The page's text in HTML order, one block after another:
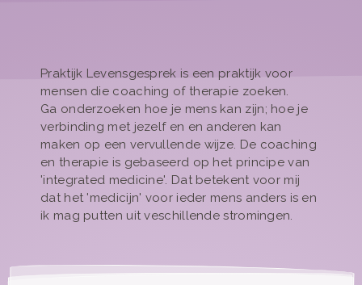
Praktijk Levensgesprek is een praktijk voor
mensen die coaching of therapie zoeken.
Ga onderzoeken hoe je mens kan zijn; hoe je
verbinding met jezelf en en anderen kan
maken op een vervullende wijze. De coaching
en therapie is gebaseerd op het principe van
'integrated medicine'. Dat betekent voor mij
dat het 'medicijn' voor ieder mens anders is en
ik mag putten uit veschillende stromingen.